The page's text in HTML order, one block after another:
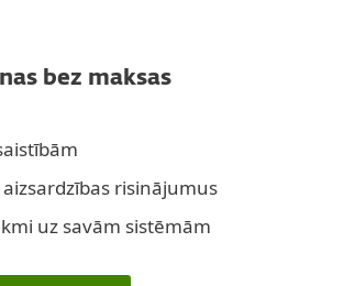
bez maksas
risinājumus
uz savām sistēmām